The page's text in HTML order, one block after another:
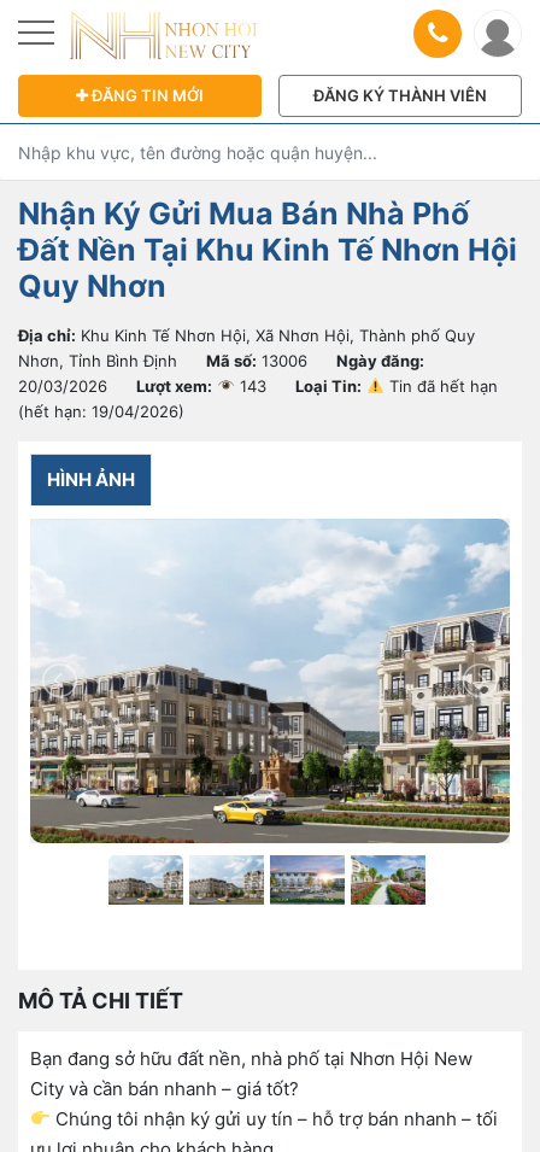
ĐĂNG TIN MỚI ĐĂNG KÝ THÀNH VIÊN
Nhận Ký Gửi Mua Bán Nhà Phố
Đất Nền Tại Khu Kinh Tế Nhơn Hội
Quy Nhơn
Địa chỉ: Khu Kinh Tế Nhơn Hội, Xã Nhơn Hội, Thành phố Quy
Nhơn, Tỉnh Bình Định
Mã số: 13006
Ngày đăng:
20/03/2026
Lượt xem: 143 Loại Tin:
Tin đã hết hạn
(hết hạn: 19/04/2026)
HÌNH ẢNH
MÔ TẢ CHI TIẾT
Bạn đang sở hữu đất nền, nhà phố tại Nhơn Hội New
City và cần bán nhanh – giá tốt?
Chúng tôi nhận ký gửi uy tín – hỗ trợ bán nhanh – tối